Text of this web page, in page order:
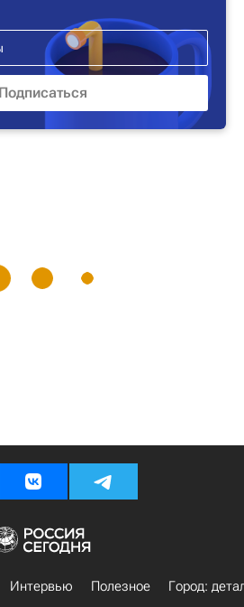
Интервью Полезное
Город: